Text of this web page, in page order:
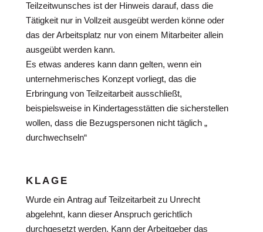
Teilzeitwunsches ist der Hinweis darauf, dass die
Tätigkeit nur in Vollzeit ausgeübt werden könne oder
das der Arbeitsplatz nur von einem Mitarbeiter allein
ausgeübt werden kann.
Es etwas anderes kann dann gelten, wenn ein
unternehmerisches Konzept vorliegt, das die
Erbringung von Teilzeitarbeit ausschließt,
beispielsweise in Kindertagesstätten die sicherstellen
wollen, dass die Bezugspersonen nicht täglich „
durchwechseln“
KLAGE
Wurde ein Antrag auf Teilzeitarbeit zu Unrecht
abgelehnt, kann dieser Anspruch gerichtlich
durchgesetzt werden. Kann der Arbeitgeber das